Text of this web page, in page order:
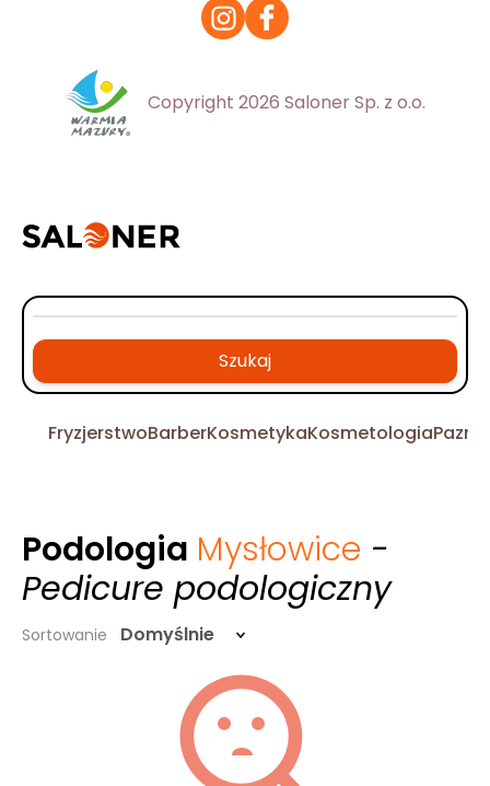
Copyright 2026 Saloner Sp. z o.o.
Szukaj
FryzjerstwoBarberKosmetykaKosmetologia
Podologia Mysłowice -
Pedicure podologiczny
Sortowanie Domyślnie